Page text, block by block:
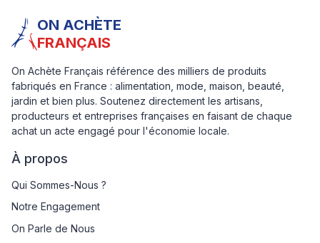
ON ACHÈTE
FRANÇAIS
On Achète Français référence des milliers de produits
fabriqués en France : alimentation, mode, maison, beauté,
jardin et bien plus. Soutenez directement les artisans,
producteurs et entreprises françaises en faisant de chaque
achat un acte engagé pour l'économie locale.
À propos
Qui Sommes-Nous ?
Notre Engagement
On Parle de Nous